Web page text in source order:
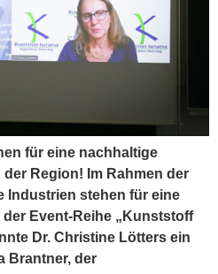
für eine nachhaltige
Region! Im Rahmen der
Industrien stehen für eine
Event-Reihe „Kunststoff
Dr. Christine Lötters ein
Brantner, der